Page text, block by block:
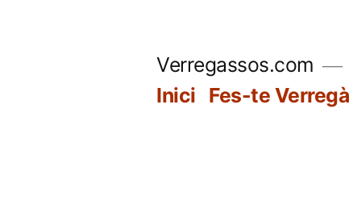
Verregassos.com
Inici Fes-te